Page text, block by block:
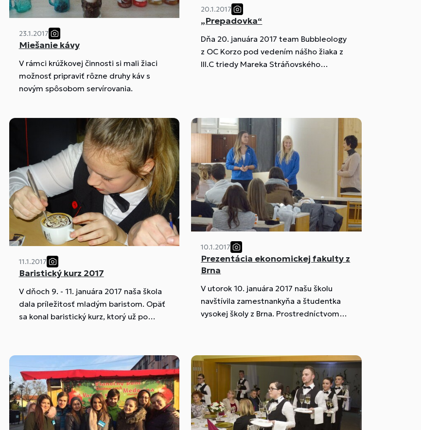
23.1.2017
Miešanie kávy
V rámci krúžkovej činnosti si mali žiaci
možnosť pripraviť rôzne druhy káv s
novým spôsobom servírovania.
20.1.2017
„Prepadovka“
Dňa 20. januára 2017 team Bubbleology
z OC Korzo pod vedením nášho žiaka z
III.C triedy Mareka Stráňovského
11.1.2017
Baristický kurz 2017
V dňoch 9. - 11. januára 2017 naša škola
dala príležitosť mladým baristom. Opäť
sa konal baristický kurz, ktorý už po
Stanislava Cibuľu. Zúčastnilo sa ho 12
žiakov hotelovej akadémie, ktorí po
úspešnom zvládnutí písomnej a
praktickej časti kurzu získali certifikát.
10.1.2017
Prezentácia ekonomickej fakulty z
Brna
V utorok 10. januára 2017 našu školu
navštívila zamestnankyňa a študentka
vysokej školy z Brna. Prostredníctvom
študenti môžu podať prihlášku.
Oboznámili maturitné triedy s formou
štúdia a informovali o udalostiach
súvisiacich so životom školy.